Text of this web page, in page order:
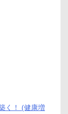
く！ (健康増